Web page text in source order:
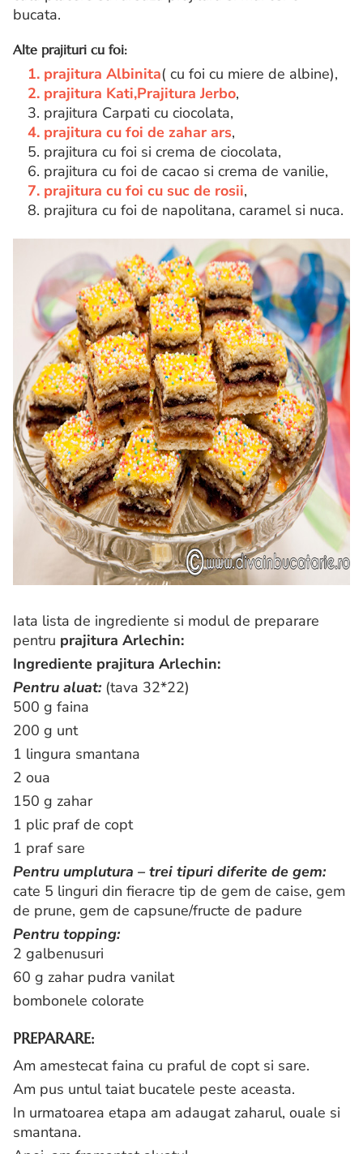
bucata.
Alte prajituri cu foi:
1. prajitura Albinita( cu foi cu miere de albine),
2. prajitura Kati,Prajitura Jerbo,
3. prajitura Carpati cu ciocolata,
4. prajitura cu foi de zahar ars,
5. prajitura cu foi si crema de ciocolata,
6. prajitura cu foi de cacao si crema de vanilie,
7. prajitura cu foi cu suc de rosii,
8. prajitura cu foi de napolitana, caramel si nuca.
Iata lista de ingrediente si modul de preparare
pentru prajitura Arlechin:
Ingrediente prajitura Arlechin:
Pentru aluat: (tava 32*22)
500 g faina
200 g unt
1 lingura smantana
2 oua
150 g zahar
1 plic praf de copt
1 praf sare
Pentru umplutura – trei tipuri diferite de gem:
cate 5 linguri din fieracre tip de gem de caise, gem
de prune, gem de capsune/fructe de padure
Pentru topping:
2 galbenusuri
60 g zahar pudra vanilat
bombonele colorate
PREPARARE:
Am amestecat faina cu praful de copt si sare.
Am pus untul taiat bucatele peste aceasta.
In urmatoarea etapa am adaugat zaharul, ouale si
smantana.